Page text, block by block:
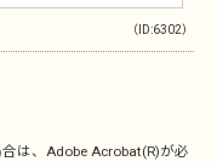
（ID:6302）
は、Adobe Acrobat(R)が必